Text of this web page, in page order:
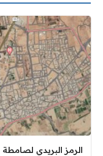
الرمز البريدي لصامطة